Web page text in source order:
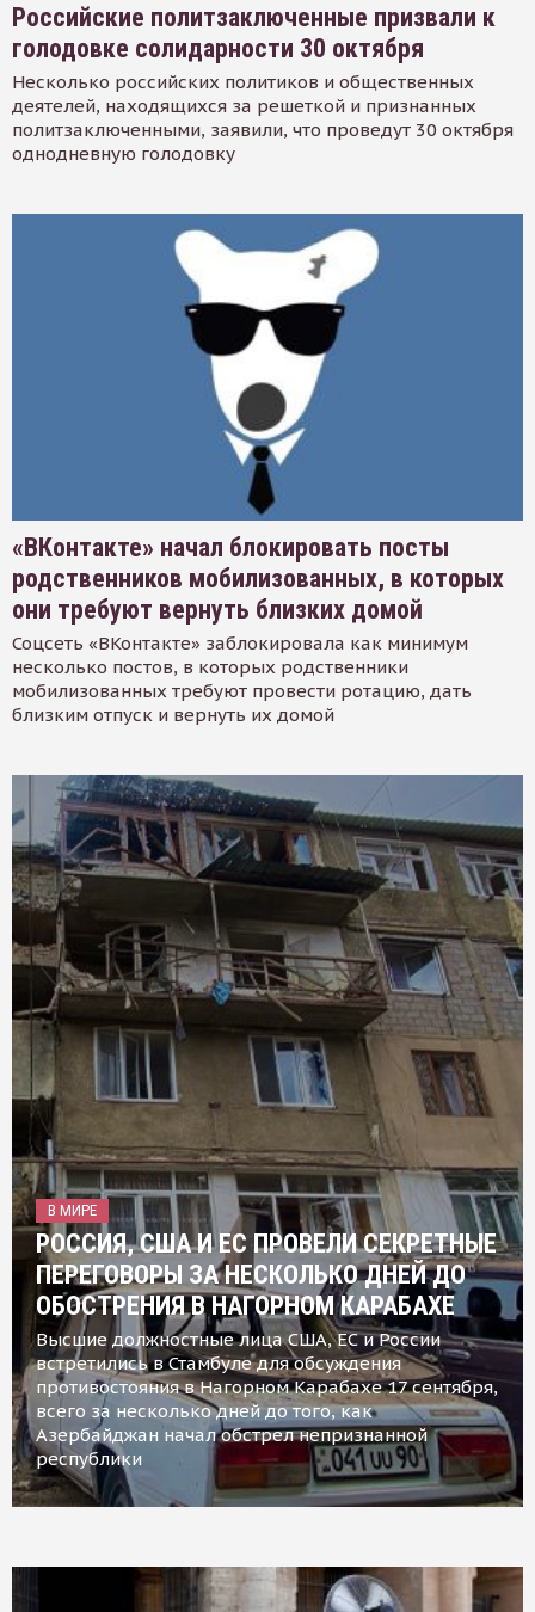
Российские политзаключенные призвали к
голодовке солидарности 30 октября
Несколько российских политиков и общественных
деятелей, находящихся за решеткой и признанных
политзаключенными, заявили, что проведут 30 октября
однодневную голодовку
«ВКонтакте» начал блокировать посты
родственников мобилизованных, в которых
они требуют вернуть близких домой
Соцсеть «ВКонтакте» заблокировала как минимум
несколько постов, в которых родственники
мобилизованных требуют провести ротацию, дать
близким отпуск и вернуть их домой
В МИРЕ
РОССИЯ, США И ЕС ПРОВЕЛИ СЕКРЕТНЫЕ
ПЕРЕГОВОРЫ ЗА НЕСКОЛЬКО ДНЕЙ ДО
ОБОСТРЕНИЯ В НАГОРНОМ КАРАБАХЕ
Высшие должностные лица США, ЕС и России
встретились в Стамбуле для обсуждения
противостояния в Нагорном Карабахе 17 сентября,
всего за несколько дней до того, как
Азербайджан начал обстрел непризнанной
республики